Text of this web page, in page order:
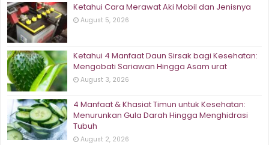
Ketahui Cara Merawat Aki Mobil dan Jenisnya
August 5, 2026
Ketahui 4 Manfaat Daun Sirsak bagi Kesehatan:
Mengobati Sariawan Hingga Asam urat
August 3, 2026
4 Manfaat & Khasiat Timun untuk Kesehatan:
Menurunkan Gula Darah Hingga Menghidrasi
Tubuh
August 2, 2026